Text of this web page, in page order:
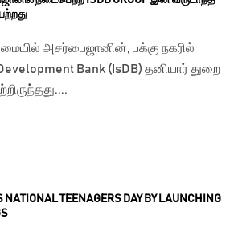
TEENAGERS DAY BY LAUNCHING
அசர்பைஜானின், பக்கு நகரில்
Bank (IsDB) தனியார் துறை